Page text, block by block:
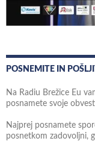
POSNEMITE IN
Na Radiu Brežice Eu
posnamete svoje
Najprej posnamete
posnetkom zadovoljni,